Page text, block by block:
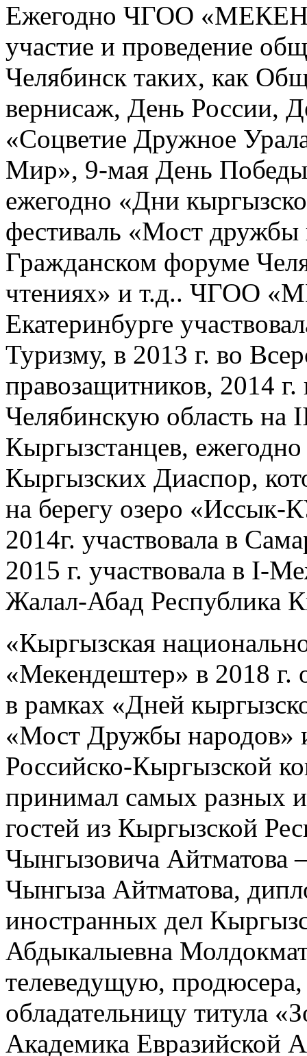
Ежегодно ЧГОО
участие и проведение
Челябинск таких, как
вернисаж, День России,
«Соцветие Дружное
Мир», 9-мая День
ежегодно «Дни
фестиваль «Мост дружбы
Гражданском форуме
чтениях» и т.д.. ЧГОО
Екатеринбурге
Туризму, в 2013 г. во
правозащитников, 2014
Челябинскую область
Кыргызстанцев,
Кыргызских Диаспор,
на берегу озеро
2014г. участвовала в
2015 г. участвовала в I-
Жалал-Абад Республика
«Кыргызская
«Мекендештер» в 2018 г.
в рамках «Дней
«Мост Дружбы народов»
Российско-Кыргызской
принимал самых разных
гостей из Кыргызской
Чынгызовича Айтматова
Чынгыза Айтматова,
иностранных дел
Абдыкалыевна
телеведущую, продюсера,
обладательницу титула
Академика Евразийской